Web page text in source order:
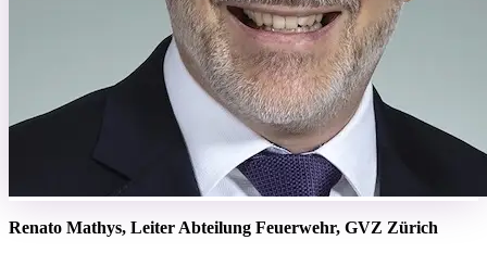
Renato Mathys, Leiter Abteilung Feuerwehr, GVZ Zürich